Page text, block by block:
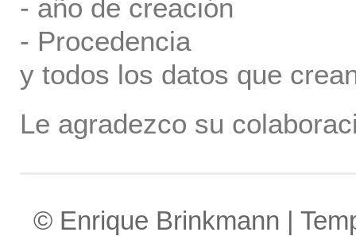
- año de creación
- Procedencia
y todos los datos que
Le agradezco su
© Enrique Brinkmann |